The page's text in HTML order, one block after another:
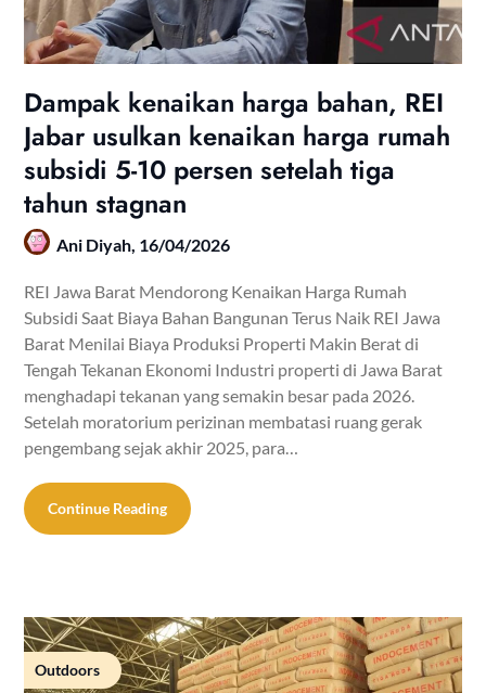
Dampak kenaikan harga bahan, REI
Jabar usulkan kenaikan harga rumah
subsidi 5-10 persen setelah tiga
tahun stagnan
Ani Diyah, 16/04/2026
REI Jawa Barat Mendorong Kenaikan Harga Rumah
Subsidi Saat Biaya Bahan Bangunan Terus Naik REI Jawa
Barat Menilai Biaya Produksi Properti Makin Berat di
Tengah Tekanan Ekonomi Industri properti di Jawa Barat
menghadapi tekanan yang semakin besar pada 2026.
Setelah moratorium perizinan membatasi ruang gerak
pengembang sejak akhir 2025, para…
Continue Reading
Outdoors